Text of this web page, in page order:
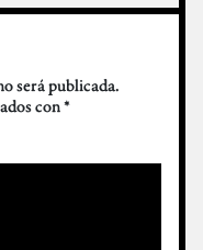
será publicada.
con*